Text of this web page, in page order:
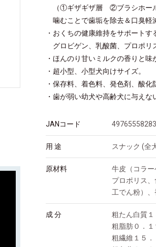
（①ギザギザ層 ②ブラシホー
噛むことで歯垢を除去＆口臭軽
・おくちの健康維持をサポートす
グロビゲン、乳酸菌、プロポリ
・ほんのり甘いミルクの香りと味
・超小型、小型犬向けサイズ。
・保存料、着色料、発色剤、酸化
・歯が弱い幼犬や高齢犬に与えな
JANコード
用 途 スナック (全
原材料
牛皮（コラー
プロポリス
工でん粉）
成 分
粗たん白質
粗脂肪０．１
粗繊維１５